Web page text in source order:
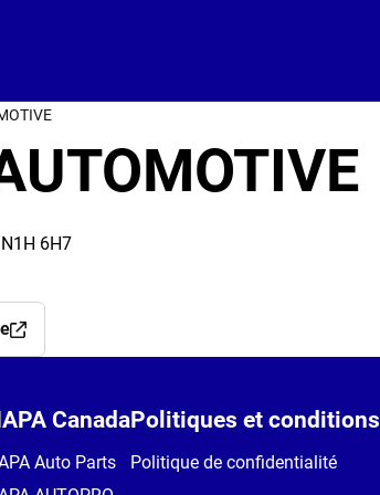
6H7
Canada
Auto Parts
Politiques et conditions
Politique de confidentialité